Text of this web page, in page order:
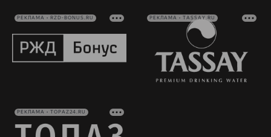
РЕКЛАМА • RZD-BONUS.RU РЕКЛАМА • TASSAY.RU
РЕКЛАМА • TOPAZ24.RU